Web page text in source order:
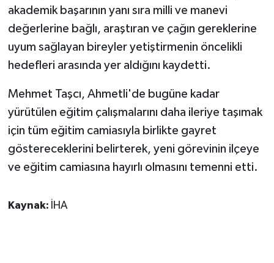
akademik başarının yanı sıra milli ve manevi
değerlerine bağlı, araştıran ve çağın gereklerine
uyum sağlayan bireyler yetiştirmenin öncelikli
hedefleri arasında yer aldığını kaydetti.
Mehmet Taşcı, Ahmetli'de bugüne kadar
yürütülen eğitim çalışmalarını daha ileriye taşımak
için tüm eğitim camiasıyla birlikte gayret
göstereceklerini belirterek, yeni görevinin ilçeye
ve eğitim camiasına hayırlı olmasını temenni etti.
Kaynak: İHA
SİYASET
SPOR HABERLERİ
TEKNOLOJİ
ÜLKE GÜNDEMİ
YAŞAM